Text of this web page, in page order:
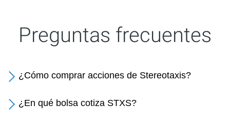
Preguntas frecuentes
¿Cómo comprar acciones de Stereotaxis?
¿En qué bolsa cotiza STXS?